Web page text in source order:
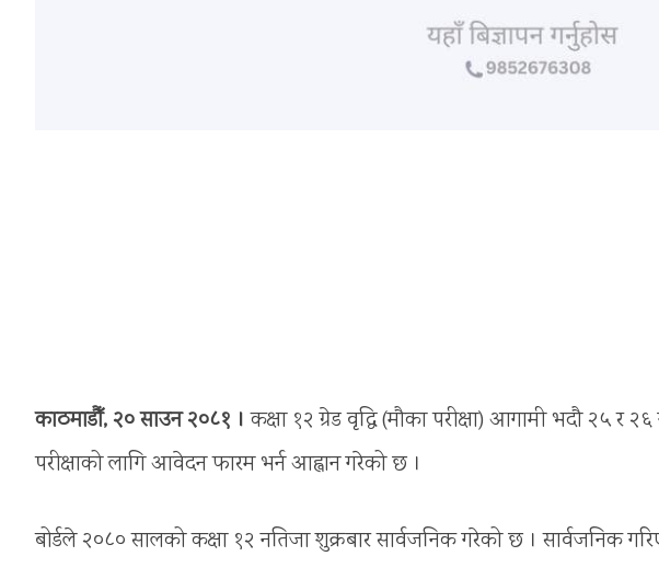
काठमाडौँ, २० साउन २०८१ । कक्षा १२ ग्रेड वृद्धि (मौका परीक्षा) आगामी भदौ २५ र
परीक्षाको लागि आवेदन फारम भर्न आह्वान गरेको छ ।
बोर्डले २०८० सालको कक्षा १२ नतिजा शुक्रबार सार्वजनिक गरेको छ । सार्वजनिक